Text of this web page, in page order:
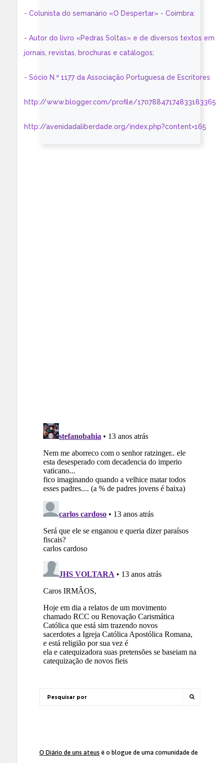
- Colunista do semanário «O Despertar» - Coimbra:
- Autor do livro «Pedras Soltas» e de diversos textos em
jornais, revistas, brochuras e catálogos;
- Sócio N.º 1177 da Associação Portuguesa de Escritores
http://www.blogger.com/profile/17078847174833183365
http://avenidadaliberdade.org/index.php?content=165
O Diário de uns ateus é o blogue de uma comunidade de